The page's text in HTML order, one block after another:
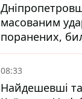
масованим
поранених,
Нікопольщині
08:33
Найдешевші